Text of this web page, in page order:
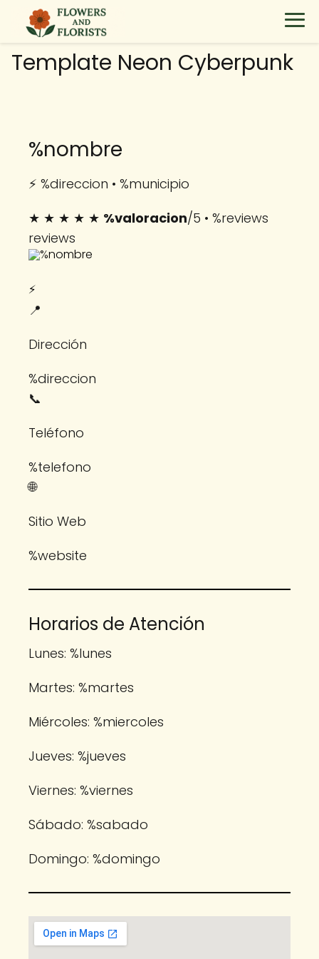
Template Neon Cyberpunk
%nombre
⚡ %direccion • %municipio
★ ★ ★ ★ ★ %valoracion/5 • %reviews
reviews
⚡
📍
Dirección
%direccion
📞
Teléfono
%telefono
🌐
Sitio Web
%website
Horarios de Atención
Lunes: %lunes
Martes: %martes
Miércoles: %miercoles
Jueves: %jueves
Viernes: %viernes
Sábado: %sabado
Domingo: %domingo